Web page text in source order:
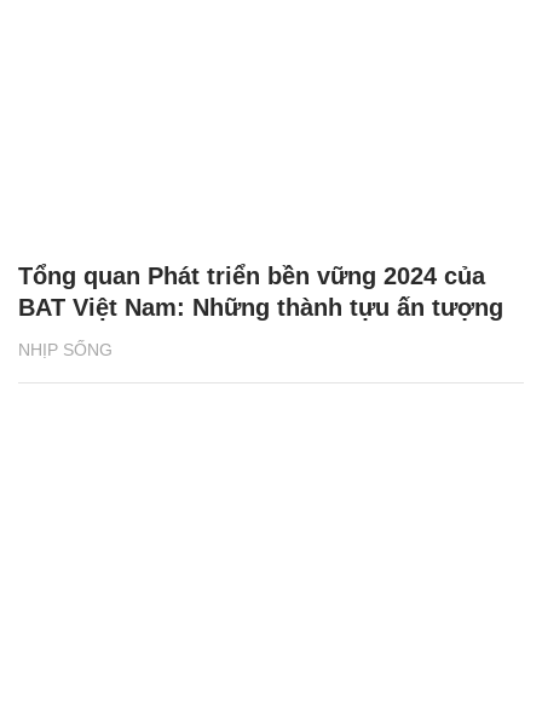
NHỊP SỐNG
Tổng quan Phát triển bền vững 2024 của
BAT Việt Nam: Những thành tựu ấn tượng